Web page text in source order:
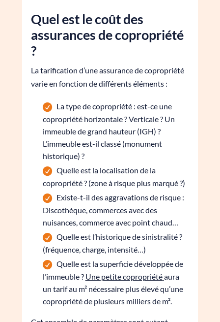
Quel est le coût des
assurances de copropriété
?
La tarification d’une assurance de copropriété
varie en fonction de différents éléments :
La type de copropriété : est-ce une
copropriété horizontale ? Verticale ? Un
immeuble de grand hauteur (IGH) ?
L’immeuble est-il classé (monument
historique) ?
Quelle est la localisation de la
copropriété ? (zone à risque plus marqué ?)
Existe-t-il des aggravations de risque :
Discothèque, commerces avec des
nuisances, commerce avec point chaud…
Quelle est l’historique de sinistralité ?
(fréquence, charge, intensité…)
Quelle est la superficie développée de
l’immeuble ? Une petite copropriétéaura
un tarif au m² nécessaire plus élevé qu’une
copropriété de plusieurs milliers de m².